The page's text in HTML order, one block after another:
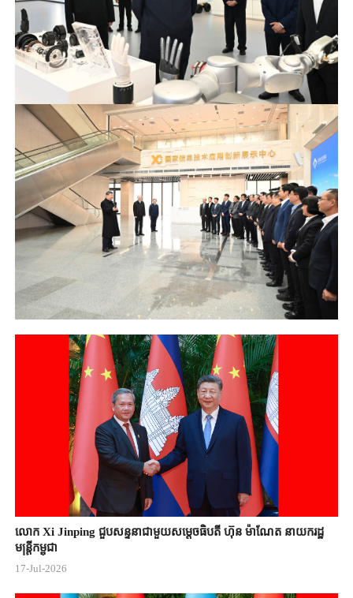
លោក Xi Jinping ជួបសន្ទនាជាមួយសម្តេចធិបតី ហ៊ុន ម៉ាណែត នាយករដ្ឋ
មន្ត្រីកម្ពុជា
17-Jul-2026